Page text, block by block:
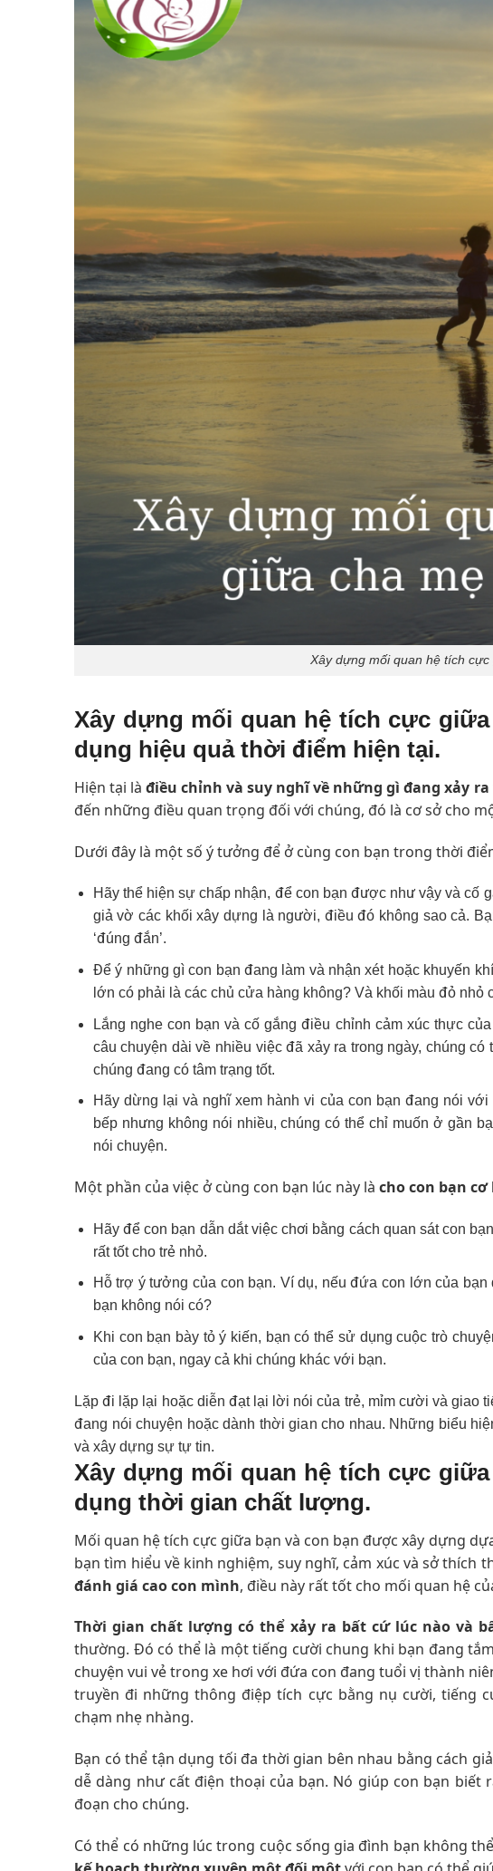
Xây dựng mối quan hệ tích
Xây dựng mối quan hệ tích cực
dụng hiệu quả thời điểm hiện tại.
Hiện tại làđiều chỉnh và suy nghĩ về những gì đang xảy
đến những điều quan trọng đối với chúng, đó là cơ sở cho
Dưới đây là một số ý tưởng để ở cùng con bạn trong thời
Hãy thể hiện sự chấp nhận, để con bạn được như vậy và cố
giả vờ các khối xây dựng là người, điều đó không sao cả.
‘đúng đắn’.
Để ý những gì con bạn đang làm và nhận xét hoặc khuyến
lớn có phải là các chủ cửa hàng không? Và khối màu đỏ nhỏ
Lắng nghe con bạn và cố gắng điều chỉnh cảm xúc thực
câu chuyện dài về nhiều việc đã xảy ra trong ngày, chúng
chúng đang có tâm trạng tốt.
Hãy dừng lại và nghĩ xem hành vi của con bạn đang nói
bếp nhưng không nói nhiều, chúng có thể chỉ muốn ở gần
nói chuyện.
Một phần của việc ở cùng con bạn lúc này là cho con bạn
Hãy để con bạn dẫn dắt việc chơi bằng cách quan sát con
rất tốt cho trẻ nhỏ.
Hỗ trợ ý tưởng của con bạn. Ví dụ, nếu đứa con lớn của
bạn không nói có?
Khi con bạn bày tỏ ý kiến, bạn có thể sử dụng cuộc trò
của con bạn, ngay cả khi chúng khác với bạn.
Lặp đi lặp lại hoặc diễn đạt lại lời nói của trẻ, mỉm cười và giao
đang nói chuyện hoặc dành thời gian cho nhau. Những biểu
và xây dựng sự tự tin.
Xây dựng mối quan hệ tích cực
dụng thời gian chất lượng.
Mối quan hệ tích cực giữa bạn và con bạn được xây dựng
bạn tìm hiểu về kinh nghiệm, suy nghĩ, cảm xúc và sở thích
đánh giá cao con mình, điều này rất tốt cho mối quan hệ
Thời gian chất lượng có thể xảy ra bất cứ lúc nào và
thường. Đó có thể là một tiếng cười chung khi bạn đang
chuyện vui vẻ trong xe hơi với đứa con đang tuổi vị thành
truyền đi những thông điệp tích cực bằng nụ cười, tiếng
chạm nhẹ nhàng.
Bạn có thể tận dụng tối đa thời gian bên nhau bằng cách
dễ dàng như cất điện thoại của bạn. Nó giúp con bạn
đoạn cho chúng.
Có thể có những lúc trong cuộc sống gia đình bạn không